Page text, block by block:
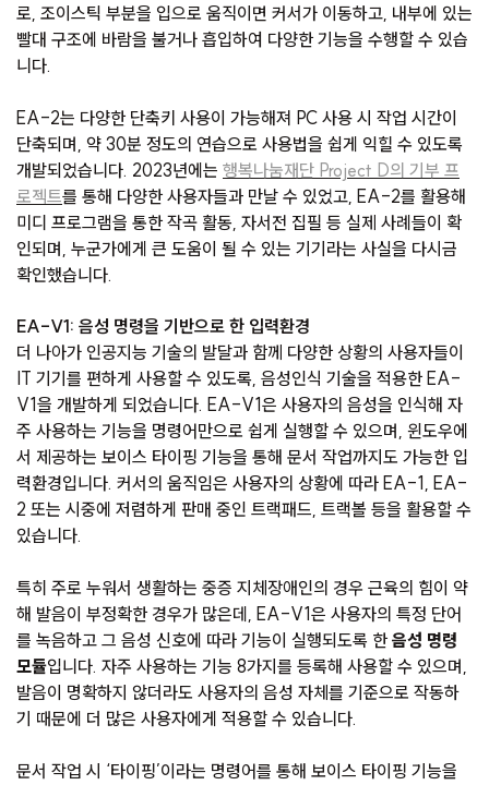
로, 조이스틱 부분을 입으로 움직이면 커서가 이동하고, 내부에 있는
빨대 구조에 바람을 불거나 흡입하여 다양한 기능을 수행할 수 있습
니다.
EA-2는 다양한 단축키 사용이 가능해져 PC 사용 시 작업 시간이
단축되며, 약 30분 정도의 연습으로 사용법을 쉽게 익힐 수 있도록
개발되었습니다. 2023년에는 행복나눔재단 Project D의 기부 프
로젝트를 통해 다양한 사용자들과 만날 수 있었고, EA-2를 활용해
미디 프로그램을 통한 작곡 활동, 자서전 집필 등 실제 사례들이 확
인되며, 누군가에게 큰 도움이 될 수 있는 기기라는 사실을 다시금
확인했습니다.
EA-V1: 음성 명령을 기반으로 한 입력환경
더 나아가 인공지능 기술의 발달과 함께 다양한 상황의 사용자들이
IT 기기를 편하게 사용할 수 있도록, 음성인식 기술을 적용한 EA-
V1을 개발하게 되었습니다. EA-V1은 사용자의 음성을 인식해 자
주 사용하는 기능을 명령어만으로 쉽게 실행할 수 있으며, 윈도우에
서 제공하는 보이스 타이핑 기능을 통해 문서 작업까지도 가능한 입
력환경입니다. 커서의 움직임은 사용자의 상황에 따라 EA-1, EA-
2 또는 시중에 저렴하게 판매 중인 트랙패드, 트랙볼 등을 활용할 수
있습니다.
특히 주로 누워서 생활하는 중증 지체장애인의 경우 근육의 힘이 약
해 발음이 부정확한 경우가 많은데, EA-V1은 사용자의 특정 단어
를 녹음하고 그 음성 신호에 따라 기능이 실행되도록 한 음성 명령
모듈입니다. 자주 사용하는 기능 8가지를 등록해 사용할 수 있으며,
발음이 명확하지 않더라도 사용자의 음성 자체를 기준으로 작동하
기 때문에 더 많은 사용자에게 적용할 수 있습니다.
문서 작업 시 ‘타이핑’이라는 명령어를 통해 보이스 타이핑 기능을